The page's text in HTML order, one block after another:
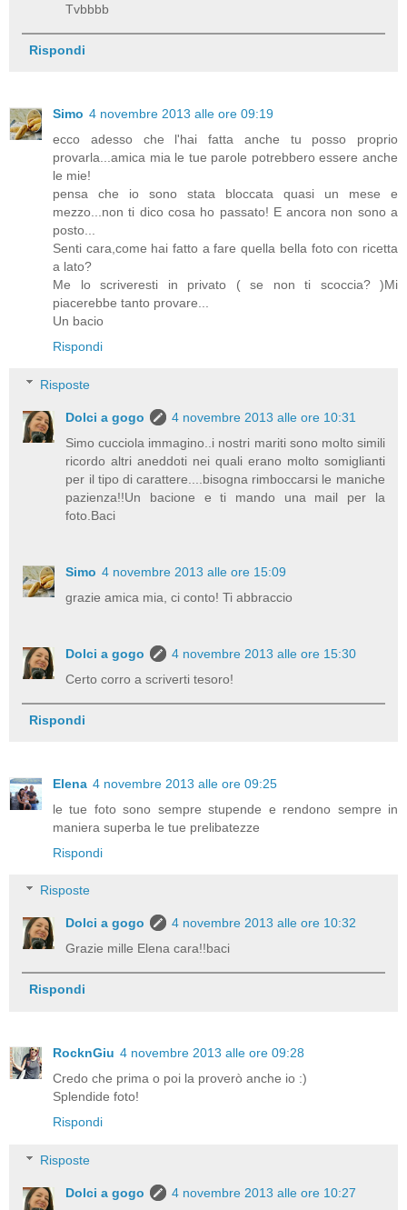
Tvbbbb
Rispondi
Simo 4 novembre 2013 alle ore 09:19
ecco adesso che l'hai fatta anche tu posso proprio
provarla...amica mia le tue parole potrebbero essere anche
le mie!
pensa che io sono stata bloccata quasi un mese e
mezzo...non ti dico cosa ho passato! E ancora non sono a
posto...
Senti cara,come hai fatto a fare quella bella foto con ricetta
a lato?
Me lo scriveresti in privato ( se non ti scoccia? )Mi
piacerebbe tanto provare...
Un bacio
Rispondi
Risposte
Dolci a gogo
4 novembre 2013 alle ore 10:31
Simo cucciola immagino..i nostri mariti sono molto simili
ricordo altri aneddoti nei quali erano molto somiglianti
per il tipo di carattere....bisogna rimboccarsi le maniche
pazienza!!Un bacione e ti mando una mail per la
foto.Baci
Simo 4 novembre 2013 alle ore 15:09
grazie amica mia, ci conto! Ti abbraccio
Dolci a gogo
4 novembre 2013 alle ore 15:30
Certo corro a scriverti tesoro!
Rispondi
Elena 4 novembre 2013 alle ore 09:25
le tue foto sono sempre stupende e rendono sempre in
maniera superba le tue prelibatezze
Rispondi
Risposte
Dolci a gogo
4 novembre 2013 alle ore 10:32
Grazie mille Elena cara!!baci
Rispondi
RocknGiu 4 novembre 2013 alle ore 09:28
Credo che prima o poi la proverò anche io :)
Splendide foto!
Rispondi
Risposte
Dolci a gogo
4 novembre 2013 alle ore 10:27